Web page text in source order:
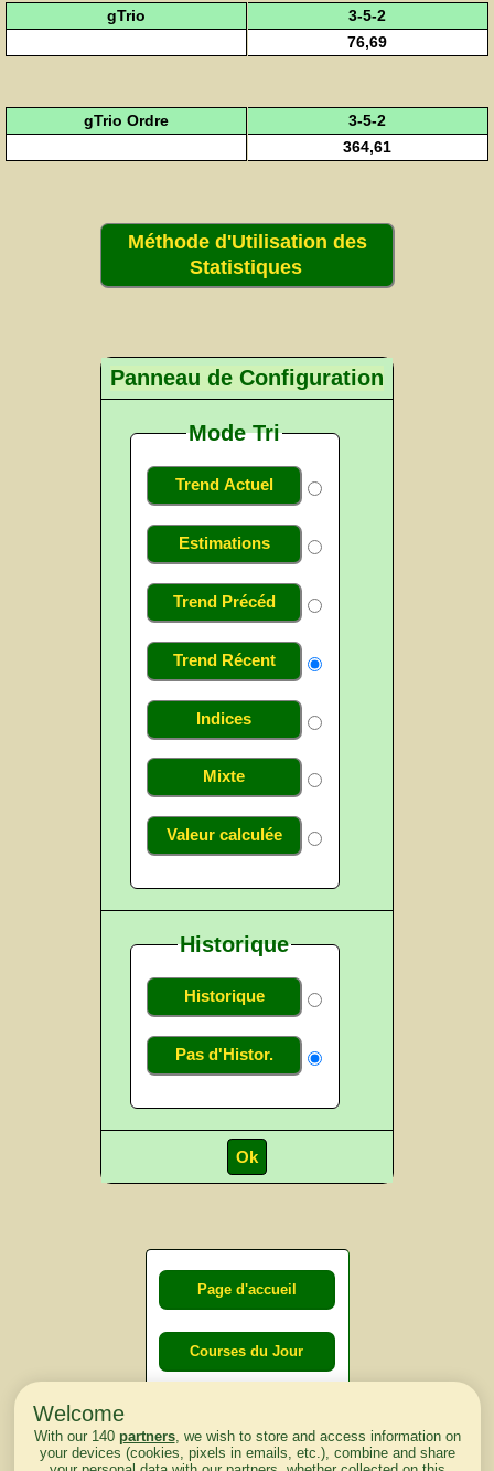
gTrio
3-5-2
76,69
gTrio Ordre
3-5-2
364,61
Méthode d'Utilisation des
Statistiques
Panneau de Configuration
Mode Tri
Trend Actuel
Estimations
Trend Précéd
Trend Récent
Indices
Mixte
Valeur calculée
Historique
Historique
Pas d'Histor.
Page d'accueil
Courses du Jour
lendemain
Welcome
With our 140 partners, we wish to store and access information on
your devices (cookies, pixels in emails, etc.), combine and share